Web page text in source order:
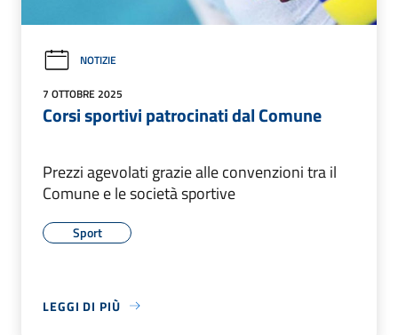
NOTIZIE
7 OTTOBRE 2025
Corsi sportivi patrocinati dal Comune
Prezzi agevolati grazie alle convenzioni tra il
Comune e le società sportive
Sport
LEGGI DI PIÙ